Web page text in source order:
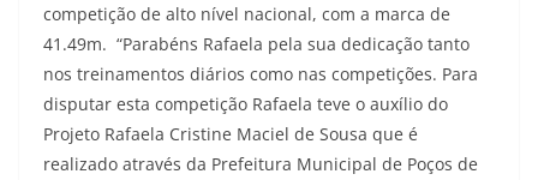
competição de alto nível nacional, com a marca de
41.49m. “Parabéns Rafaela pela sua dedicação tanto
nos treinamentos diários como nas competições. Para
disputar esta competição Rafaela teve o auxílio do
Projeto Rafaela Cristine Maciel de Sousa que é
realizado através da Prefeitura Municipal de Poços de